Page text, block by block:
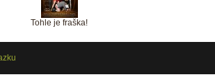
Tohle je fraška!